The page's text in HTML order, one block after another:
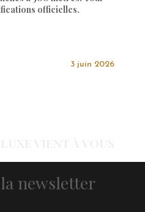
officielles.
3 juin 2026
newsletter